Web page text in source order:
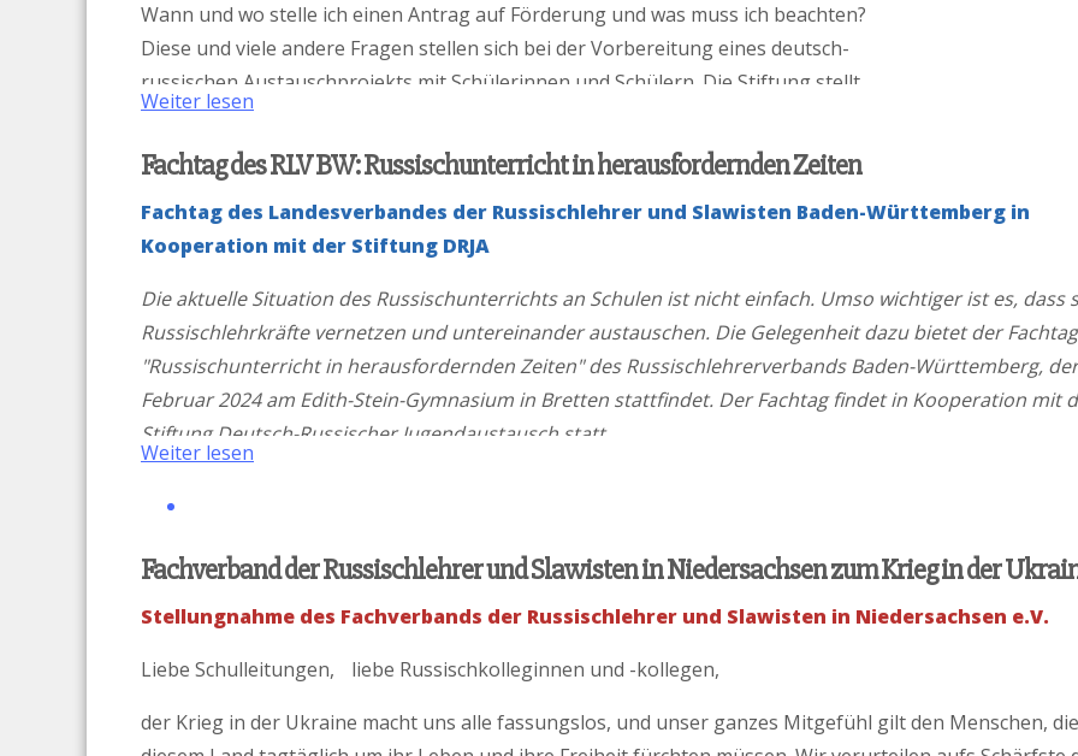
Wann und wo stelle ich einen Antrag auf Förderung und was muss ich beachten?
Diese und viele andere Fragen stellen sich bei der Vorbereitung eines deutsch-
russischen Austauschprojekts mit Schülerinnen und Schülern. Die Stiftung stellt
sich im Rahmen einer Fortbildung deren Beantwortung.
Weiter lesen
Fachtag des RLV BW: Russischunterricht in herausfordernden Zeiten
Fachtag des Landesverbandes der Russischlehrer und Slawisten Baden-Württemberg in
Kooperation mit der Stiftung DRJA
Die aktuelle Situation des Russischunterrichts an Schulen ist nicht einfach. Umso wichtiger ist es, dass
Russischlehrkräfte vernetzen und untereinander austauschen. Die Gelegenheit dazu bietet der Fachtag
"Russischunterricht in herausfordernden Zeiten" des Russischlehrerverbands Baden-Württemberg,
Februar 2024 am Edith-Stein-Gymnasium in Bretten stattfindet. Der Fachtag findet in Kooperation mit
Stiftung Deutsch-Russischer Jugendaustausch statt.
Weiter lesen
Fachverband der Russischlehrer und Slawisten in Niedersachsen zum Krieg in der
Stellungnahme des Fachverbands der Russischlehrer und Slawisten in Niedersachsen e.V.
Liebe Schulleitungen, liebe Russischkolleginnen und -kollegen,
der Krieg in der Ukraine macht uns alle fassungslos, und unser ganzes Mitgefühl gilt den Menschen,